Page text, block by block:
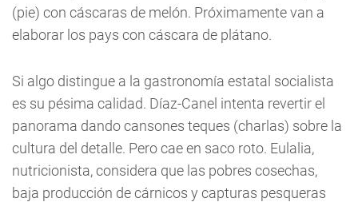
(pie) con cáscaras de melón. Próximamente van a
elaborar los pays con cáscara de plátano.
Si algo distingue a la gastronomía estatal socialista
es su pésima calidad. Díaz-Canel intenta revertir el
panorama dando cansones teques (charlas) sobre la
cultura del detalle. Pero cae en saco roto. Eulalia,
nutricionista, considera que las pobres cosechas,
baja producción de cárnicos y capturas pesqueras